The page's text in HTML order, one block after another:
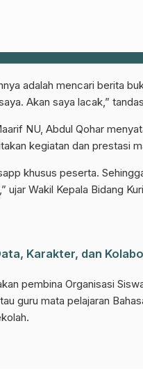
dan berita terbaru
Join Sekarang
adalah mencari berita
Akan saya lacak,”
NU, Abdul Qohar
kegiatan dan prestasi
khusus peserta.
ujar Wakil Kepala Bidang
Karakter, dan
pembina Organisasi
guru mata pelajaran